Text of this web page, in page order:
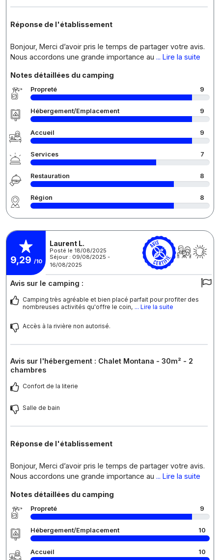
Réponse de l'établissement
Bonjour, Merci d’avoir pris le temps de partager votre avis.
Nous accordons une grande importance au ... Lire la suite
Notes détaillées du camping
Propreté 9
Hébergement/Emplacement 9
Accueil 9
Services 7
Restauration 8
Région 8
9,29 /10
Laurent L.
Posté le 18/08/2025
Séjour : 09/08/2025 -
16/08/2025
Avis sur le camping :
Camping très agréable et bien placé parfait pour profiter des
nombreuses activités qu'offre le coin, ... Lire la suite
Accès à la rivière non autorisé.
Avis sur l'hébergement : Chalet Montana - 30m² - 2
chambres
Confort de la literie
Salle de bain
Réponse de l'établissement
Bonjour, Merci d’avoir pris le temps de partager votre avis.
Nous accordons une grande importance au ... Lire la suite
Notes détaillées du camping
Propreté 9
Hébergement/Emplacement 10
Accueil 10